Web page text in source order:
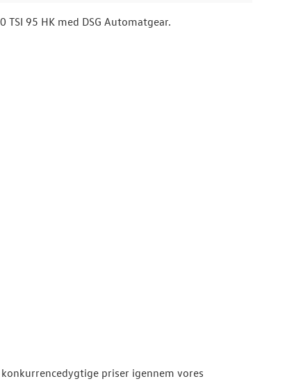
95 HK med DSG Automatgear.
priser igennem vores